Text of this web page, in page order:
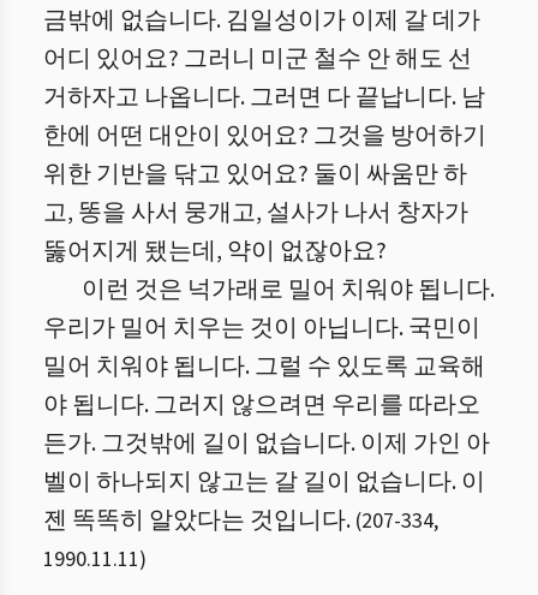
금밖에 없습니다. 김일성이가 이제 갈 데가
어디 있어요? 그러니 미군 철수 안 해도 선
거하자고 나옵니다. 그러면 다 끝납니다. 남
한에 어떤 대안이 있어요? 그것을 방어하기
위한 기반을 닦고 있어요? 둘이 싸움만 하
고, 똥을 사서 뭉개고, 설사가 나서 창자가
뚫어지게 됐는데, 약이 없잖아요?
이런 것은 넉가래로 밀어 치워야 됩니다.
우리가 밀어 치우는 것이 아닙니다. 국민이
밀어 치워야 됩니다. 그럴 수 있도록 교육해
야 됩니다. 그러지 않으려면 우리를 따라오
든가. 그것밖에 길이 없습니다. 이제 가인 아
벨이 하나되지 않고는 갈 길이 없습니다. 이
젠 똑똑히 알았다는 것입니다. (207-334,
1990.11.11)